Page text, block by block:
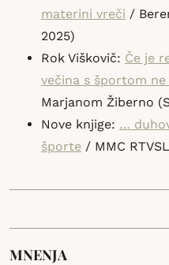
materini vreči /
2025)
Rok Viškovič: Če je
večina s športom ne
Marjanom Žiberno
Nove knjige: …
športe / MMC
MNENJA